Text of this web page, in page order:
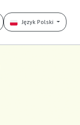
Język Polski